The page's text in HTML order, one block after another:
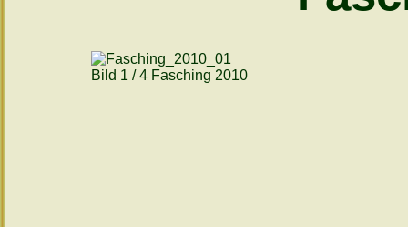
Bild 1 / 4 Fasching 2010